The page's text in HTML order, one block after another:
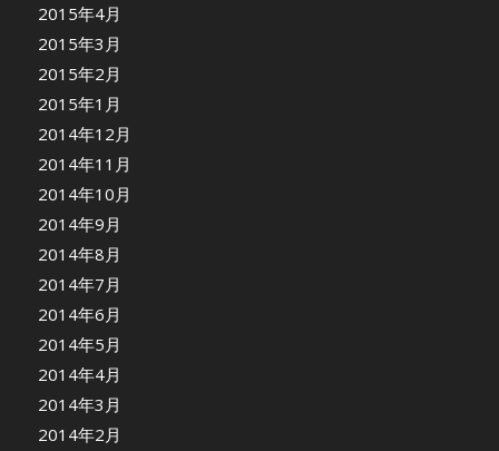
2015年4月
2015年3月
2015年2月
2015年1月
2014年12月
2014年11月
2014年10月
2014年9月
2014年8月
2014年7月
2014年6月
2014年5月
2014年4月
2014年3月
2014年2月